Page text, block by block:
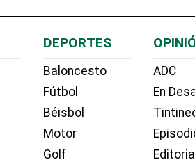
DEPORTES
Baloncesto
Fútbol
Béisbol
Motor
Golf
ADC
En
Editorial